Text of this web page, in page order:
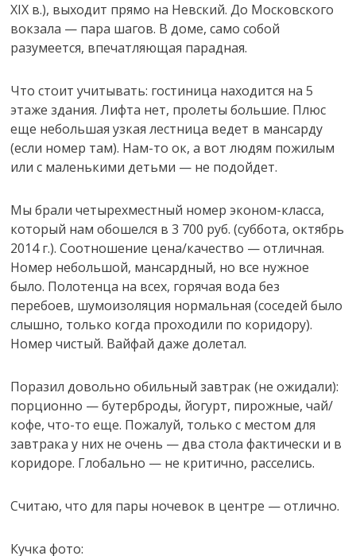
XIX в.), выходит прямо на Невский. До Московского
вокзала — пара шагов. В доме, само собой
разумеется, впечатляющая парадная.
Что стоит учитывать: гостиница находится на 5
этаже здания. Лифта нет, пролеты большие. Плюс
еще небольшая узкая лестница ведет в мансарду
(если номер там). Нам-то ок, а вот людям пожилым
или с маленькими детьми — не подойдет.
Мы брали четырехместный номер эконом-класса,
который нам обошелся в 3 700 руб. (суббота, октябрь
2014 г.). Соотношение цена/качество — отличная.
Номер небольшой, мансардный, но все нужное
было. Полотенца на всех, горячая вода без
перебоев, шумоизоляция нормальная (соседей было
слышно, только когда проходили по коридору).
Номер чистый. Вайфай даже долетал.
Поразил довольно обильный завтрак (не ожидали):
порционно — бутерброды, йогурт, пирожные, чай/
кофе, что-то еще. Пожалуй, только с местом для
завтрака у них не очень — два стола фактически и в
коридоре. Глобально — не критично, расселись.
Считаю, что для пары ночевок в центре — отлично.
Кучка фото: